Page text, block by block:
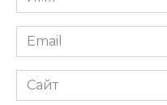
*
Email
*
Сайт